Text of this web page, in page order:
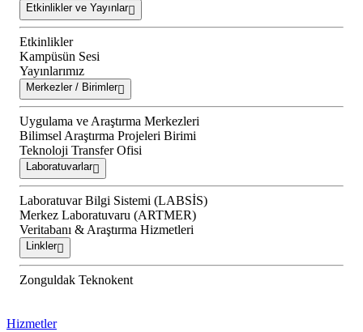
Etkinlikler ve Yayınlar
Etkinlikler
Kampüsün Sesi
Yayınlarımız
Merkezler / Birimler
Uygulama ve Araştırma Merkezleri
Bilimsel Araştırma Projeleri Birimi
Teknoloji Transfer Ofisi
Laboratuvarlar
Laboratuvar Bilgi Sistemi (LABSİS)
Merkez Laboratuvaru (ARTMER)
Veritabanı & Araştırma Hizmetleri
Linkler
Zonguldak Teknokent
Hizmetler